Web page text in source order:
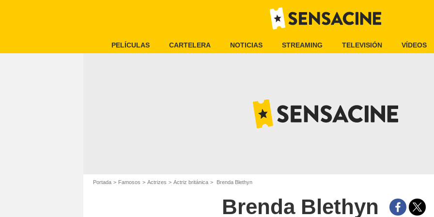
PELÍCULAS CARTELERA NOTICIAS STREAMING TELEVISIÓN VÍDEOS
Portada Famosos Actrizes Actriz británica Brenda Blethyn
Brenda Blethyn